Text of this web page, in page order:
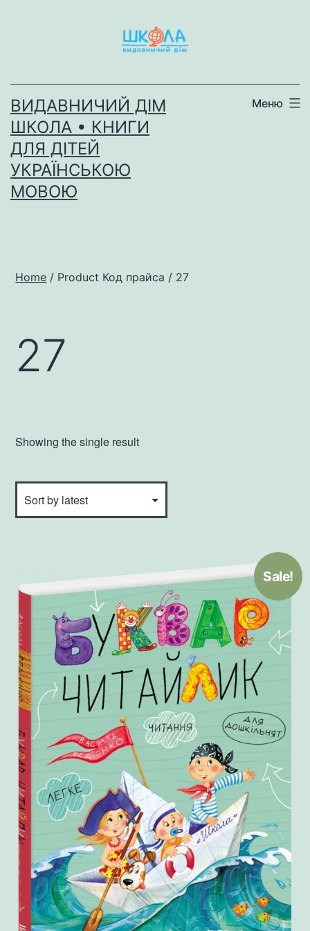
ВИДАВНИЧИЙ ДІМ
ШКОЛА • КНИГИ
ДЛЯ ДІТЕЙ
УКРАЇНСЬКОЮ
МОВОЮ
Меню
Home / Product Код прайса / 27
27
Showing the single result
Sale!